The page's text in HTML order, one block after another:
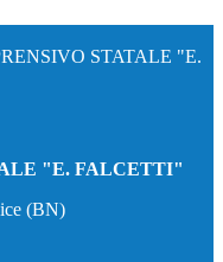
STATALE "E.
"E. FALCETTI"
(BN)